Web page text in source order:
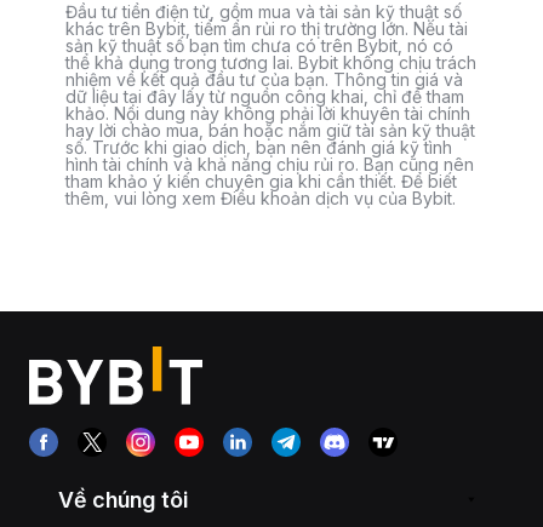
Đầu tư tiền điện tử, gồm mua và tài sản kỹ thuật số
khác trên Bybit, tiềm ẩn rủi ro thị trường lớn. Nếu tài
sản kỹ thuật số bạn tìm chưa có trên Bybit, nó có
thể khả dụng trong tương lai. Bybit không chịu trách
nhiệm về kết quả đầu tư của bạn. Thông tin giá và
dữ liệu tại đây lấy từ nguồn công khai, chỉ để tham
khảo. Nội dung này không phải lời khuyên tài chính
hay lời chào mua, bán hoặc nắm giữ tài sản kỹ thuật
số. Trước khi giao dịch, bạn nên đánh giá kỹ tình
hình tài chính và khả năng chịu rủi ro. Bạn cũng nên
tham khảo ý kiến chuyên gia khi cần thiết. Để biết
thêm, vui lòng xem Điều khoản dịch vụ của Bybit.
Về chúng tôi